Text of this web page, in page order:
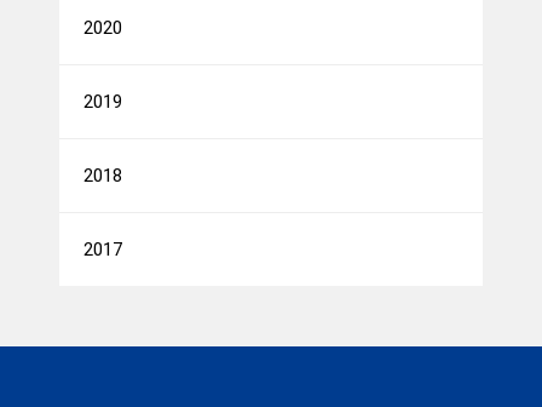
2020
2019
2018
2017